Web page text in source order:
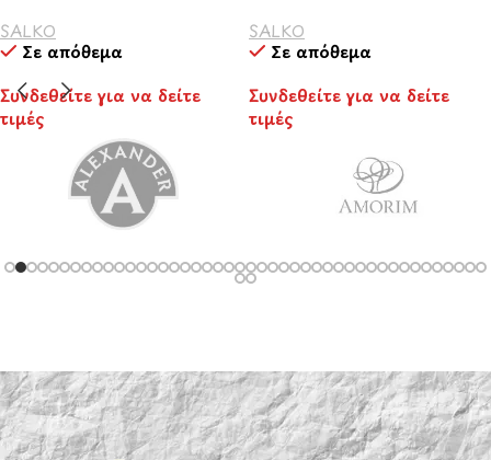
SALKO
Σε απόθεμα
Συνδεθείτε για να δείτε
τιμές
SALKO
Σε απόθεμα
Συνδεθείτε για να δείτε
τιμές